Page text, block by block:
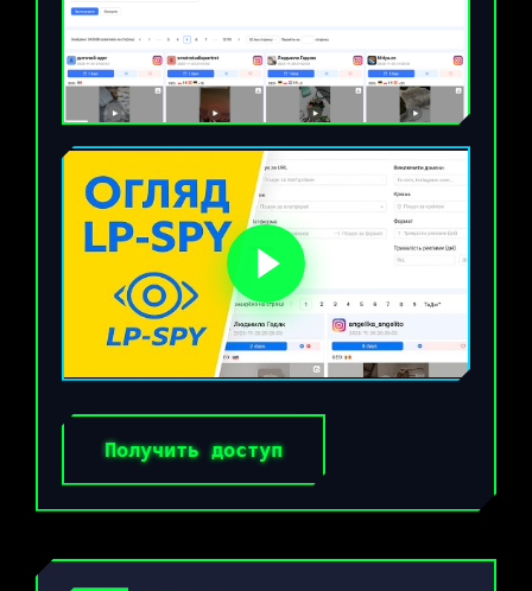
Получить доступ